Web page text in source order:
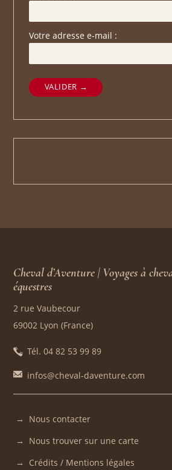
Votre adresse e-mail :
VALIDER →
Cheval d’Aventure | Voyages à
équestres
2 rue Vaubecour
69002 Lyon (France)
Tél. 04 82 53 99 89
infos@cheval-daventure.com
Nous contacter
Nous trouver sur une carte
Crédits / Mentions légales